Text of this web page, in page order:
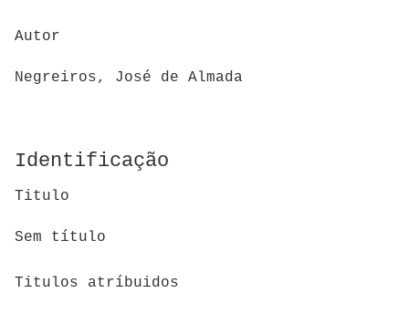
Autor
Negreiros, José de Almada
Identificação
Titulo
Sem título
Titulos atríbuidos